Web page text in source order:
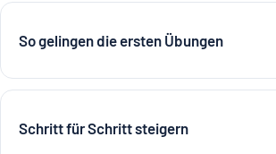
So gelingen die ersten Übungen
Schritt für Schritt steigern